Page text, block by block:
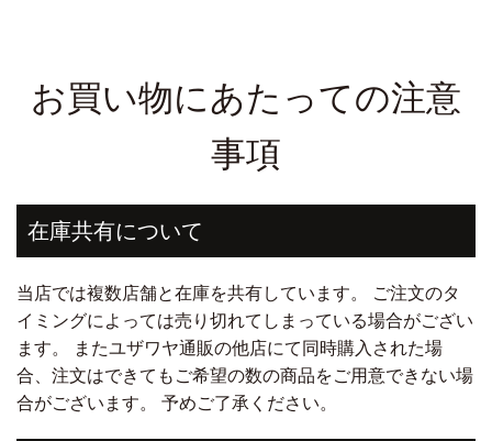
お買い物にあたっての注意
事項
在庫共有について
当店では複数店舗と在庫を共有しています。 ご注文のタ
イミングによっては売り切れてしまっている場合がござい
ます。 またユザワヤ通販の他店にて同時購入された場
合、注文はできてもご希望の数の商品をご用意できない場
合がございます。 予めご了承ください。